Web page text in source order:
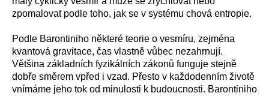
zpomalovat podle toho, jak se v systému chová entropie.
Podle Barontiniho některé teorie o vesmíru, zejména
kvantová gravitace, čas vlastně vůbec nezahrnují.
Většina základních fyzikálních zákonů funguje stejně
dobře směrem vpřed i vzad. Přesto v každodenním životě
vnímáme jeho tok od minulosti k budoucnosti. Barontiniho